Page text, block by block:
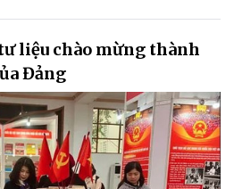
liệu chào mừng thành
Đảng